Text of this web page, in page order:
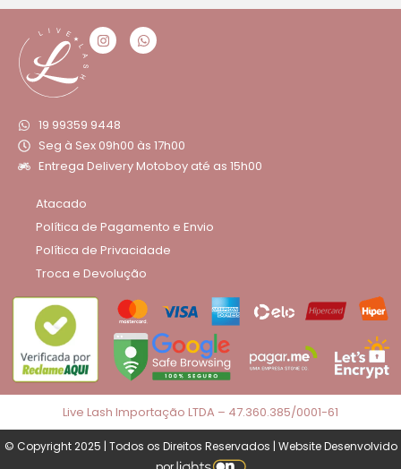
19 99359 9448
Seg à Sex 09h00 às 17h00
Entrega Delivery Motoboy até as 15h00
Atacado
Política de Pagamento e Envio
Política de Privacidade
Troca e Devolução
Live Lash Importação LTDA – 47.360.385/0001-61
© Copyright 2025 | Todos os Direitos Reservados | Website Desenvolvido